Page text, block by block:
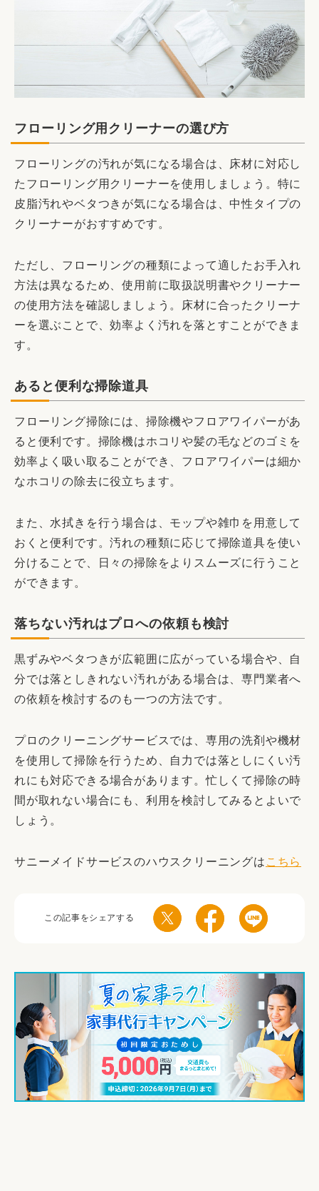
フローリング用クリーナーの選び方
フローリングの汚れが気になる場合は、床材に対応し
たフローリング用クリーナーを使用しましょう。特に
皮脂汚れやベタつきが気になる場合は、中性タイプの
クリーナーがおすすめです。
ただし、フローリングの種類によって適したお手入れ
方法は異なるため、使用前に取扱説明書やクリーナー
の使用方法を確認しましょう。床材に合ったクリーナ
ーを選ぶことで、効率よく汚れを落とすことができま
す。
あると便利な掃除道具
フローリング掃除には、掃除機やフロアワイパーがあ
ると便利です。掃除機はホコリや髪の毛などのゴミを
効率よく吸い取ることができ、フロアワイパーは細か
なホコリの除去に役立ちます。
また、水拭きを行う場合は、モップや雑巾を用意して
おくと便利です。汚れの種類に応じて掃除道具を使い
分けることで、日々の掃除をよりスムーズに行うこと
ができます。
落ちない汚れはプロへの依頼も検討
黒ずみやベタつきが広範囲に広がっている場合や、自
分では落としきれない汚れがある場合は、専門業者へ
の依頼を検討するのも一つの方法です。
プロのクリーニングサービスでは、専用の洗剤や機材
を使用して掃除を行うため、自力では落としにくい汚
れにも対応できる場合があります。忙しくて掃除の時
間が取れない場合にも、利用を検討してみるとよいで
しょう。
サニーメイドサービスのハウスクリーニングは こちら
この記事をシェアする